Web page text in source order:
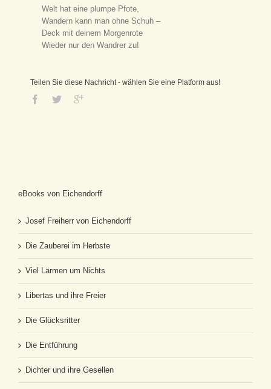
Welt hat eine plumpe Pfote,
Wandern kann man ohne Schuh –
Deck mit deinem Morgenrote
Wieder nur den Wandrer zu!
Teilen Sie diese Nachricht - wählen Sie eine Platform aus!
eBooks von Eichendorff
Josef Freiherr von Eichendorff
Die Zauberei im Herbste
Viel Lärmen um Nichts
Libertas und ihre Freier
Die Glücksritter
Die Entführung
Dichter und ihre Gesellen